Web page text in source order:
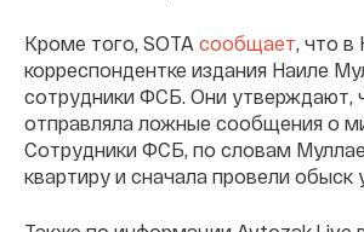
Кроме того, SOTA сообщает, что в
корреспондентке издания Наиле
сотрудники ФСБ. Они утверждают,
отправляла ложные сообщения о
Сотрудники ФСБ, по словам
квартиру и сначала провели обыск